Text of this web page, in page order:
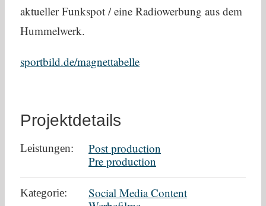
aktueller Funkspot / eine Radiowerbung aus dem
Hummelwerk.
sportbild.de/magnettabelle
Projektdetails
Leistungen:
Post production
Pre production
Kategorie:
Social Media Content